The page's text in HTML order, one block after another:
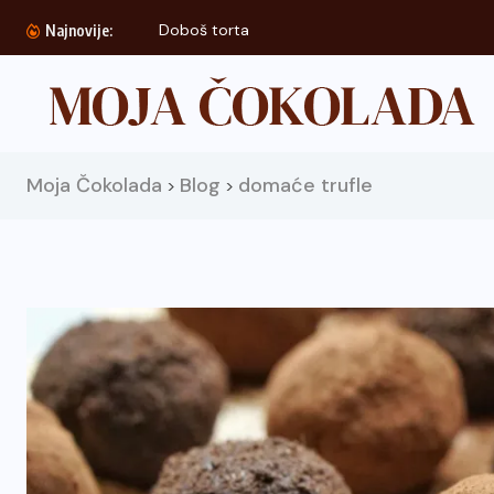
Najnovije: Doboš torta
Moja Čokolada > Blog > domaće trufle